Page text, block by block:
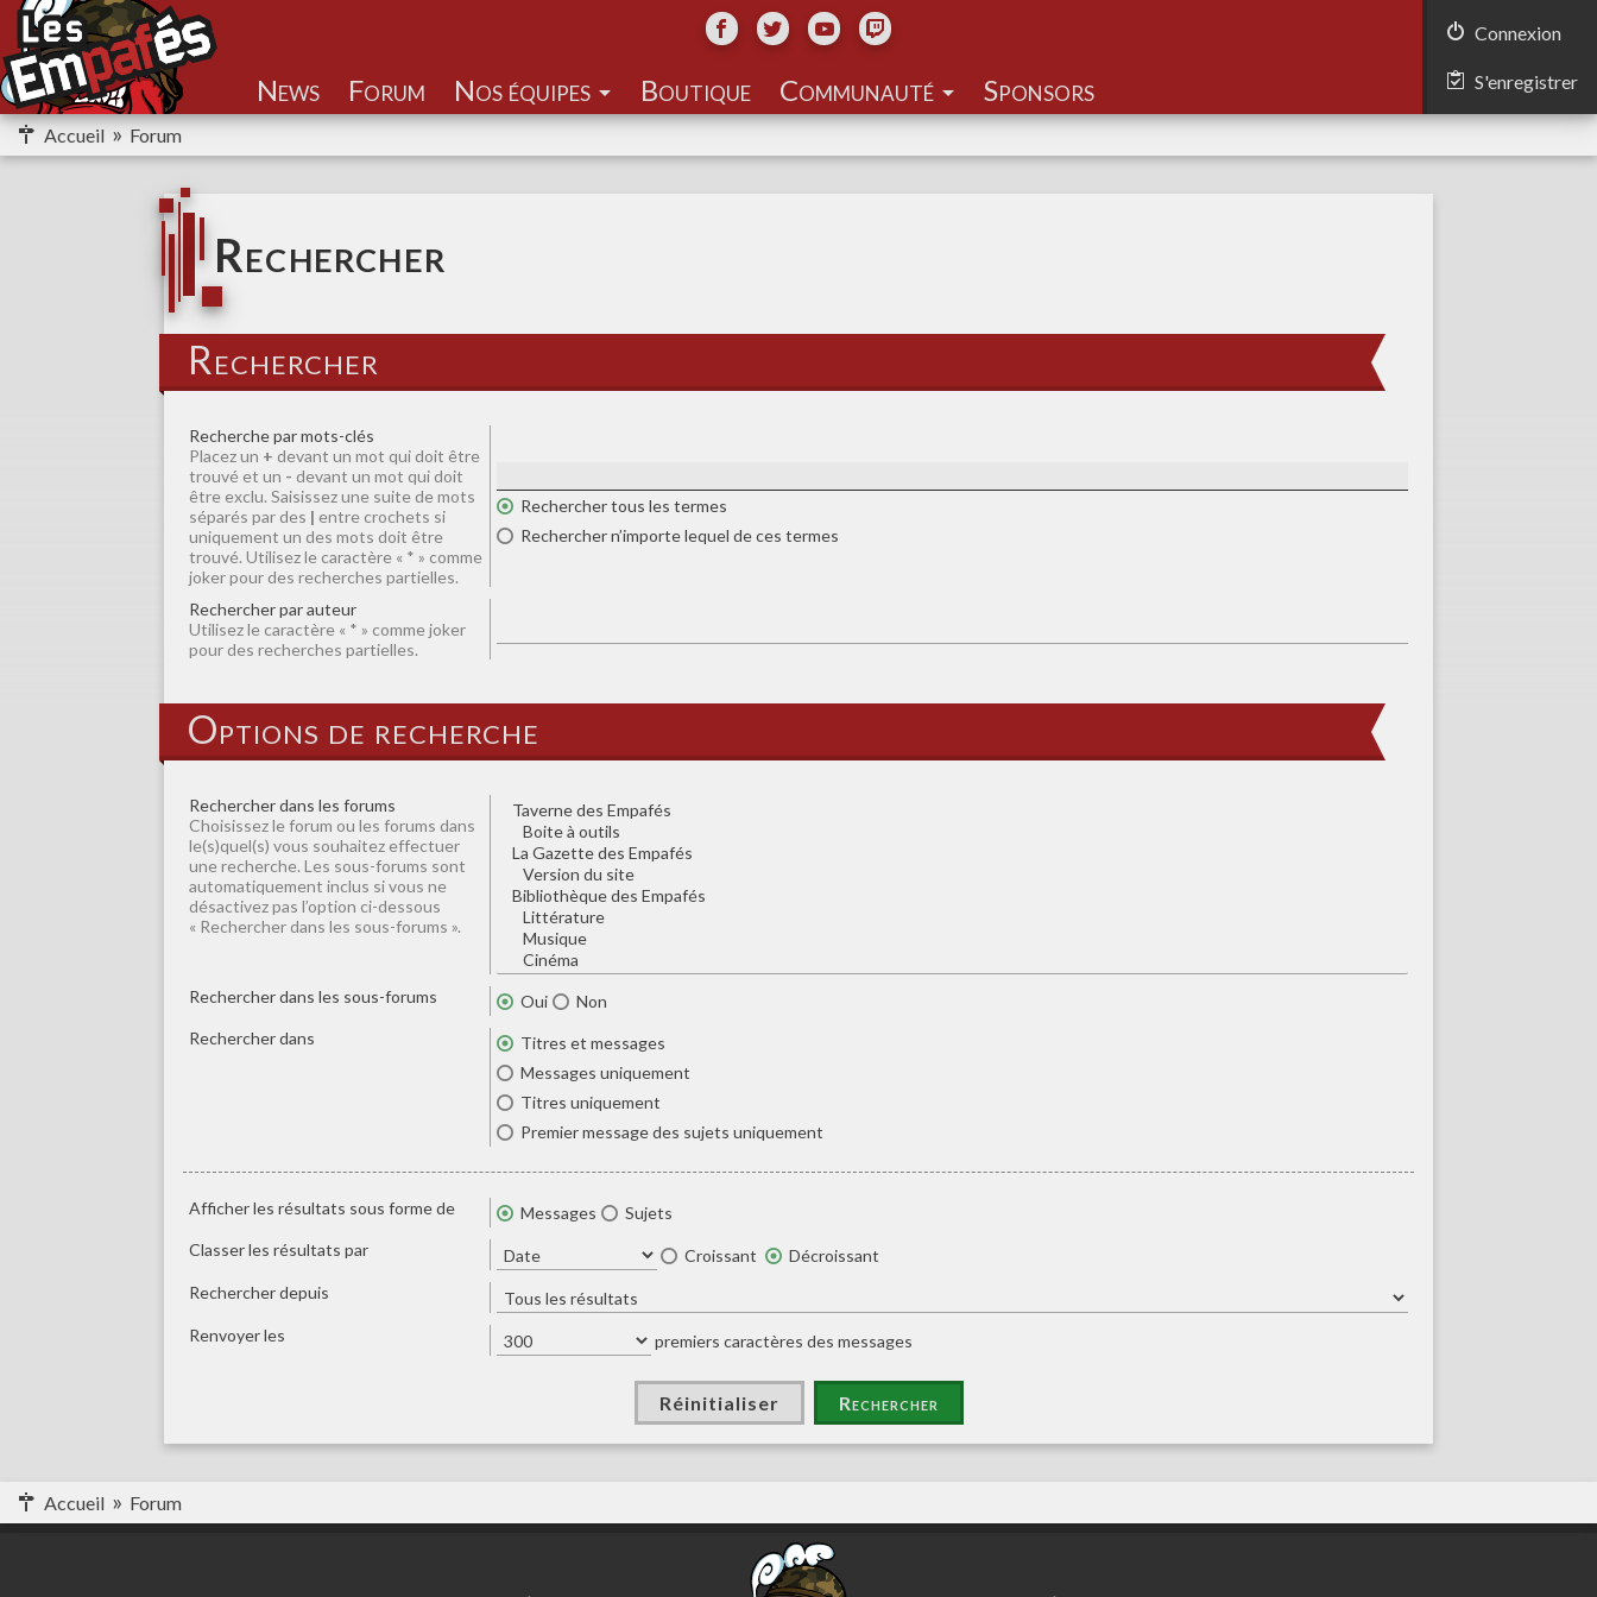
Nos équipes Communauté
Connexion
S'enregistrer
Accueil Forum
Rechercher
Rechercher
Recherche par mots-clés
Placez un + devant un mot qui doit être
trouvé et un - devant un mot qui doit
être exclu. Saisissez une suite de mots
séparés par des | entre crochets si
uniquement un des mots doit être
trouvé. Utilisez le caractère « * » comme
joker pour des recherches partielles.
Rechercher tous les termes
Rechercher n’importe lequel de ces termes
Rechercher par auteur
Utilisez le caractère « * » comme joker
pour des recherches partielles.
Options de recherche
Rechercher dans les forums
Choisissez le forum ou les forums dans
le(s)quel(s) vous souhaitez effectuer
une recherche. Les sous-forums sont
automatiquement inclus si vous ne
désactivez pas l’option ci-dessous
« Rechercher dans les sous-forums ».
Rechercher dans les sous-forums Oui
Non
Rechercher dans
Titres et messages
Messages uniquement
Titres uniquement
Premier message des sujets uniquement
Afficher les résultats sous forme de Messages
Sujets
Classer les résultats par
Croissant
Décroissant
Rechercher depuis
Renvoyer les premiers caractères des messages
Accueil Forum